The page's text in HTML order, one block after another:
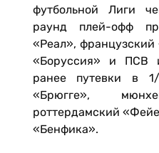
футбольной Лиги
раунд плей-офф
«Реал»,
«Боруссия» и ПСВ
ранее путевки в
«Брюгге»,
роттердамский
«Бенфика».